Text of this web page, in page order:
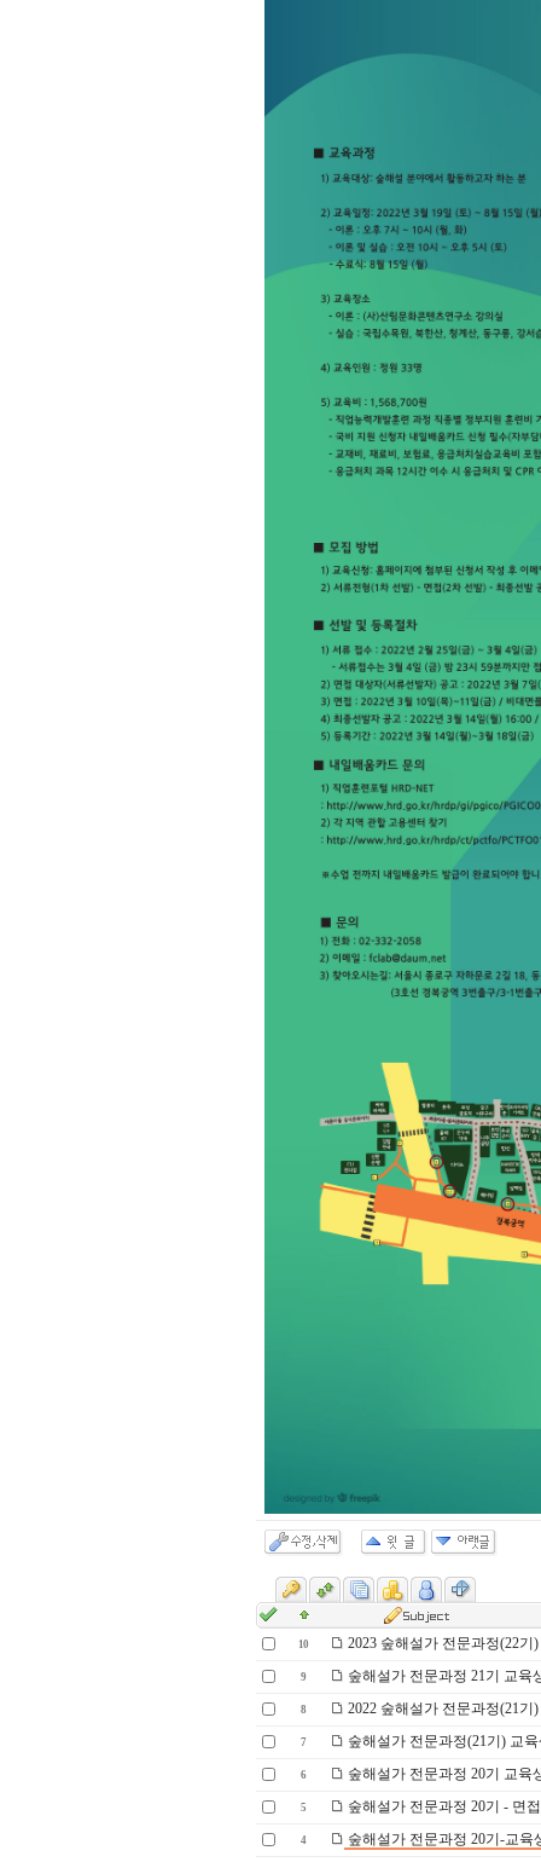
10 2023 숲해설가 전문과정(22
9 숲해설가 전문과정 21기 교육
8 2022 숲해설가 전문과정(21
7 숲해설가 전문과정(21기) 교
6 숲해설가 전문과정 20기 교육
5 숲해설가 전문과정 20기 - 면
4 숲해설가 전문과정 20기-교육